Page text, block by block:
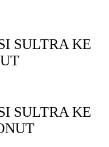
SULTRA KE
SULTRA KE